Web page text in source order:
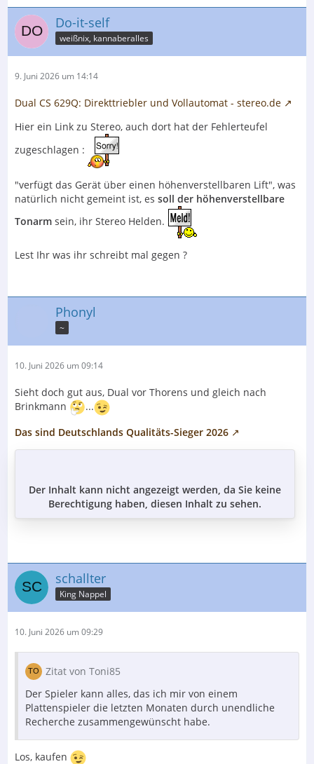
Do-it-self
weißnix, kannaberalles
9. Juni 2026 um 14:14
Dual CS 629Q: Direkttriebler und Vollautomat - stereo.de
Hier ein Link zu Stereo, auch dort hat der Fehlerteufel
zugeschlagen :
"verfügt das Gerät über einen höhenverstellbaren Lift", was
natürlich nicht gemeint ist, es soll der höhenverstellbare
Tonarm sein, ihr Stereo Helden.
Lest Ihr was ihr schreibt mal gegen ?
Phonyl
~
10. Juni 2026 um 09:14
Sieht doch gut aus, Dual vor Thorens und gleich nach
Brinkmann
...
Das sind Deutschlands Qualitäts-Sieger 2026
Der Inhalt kann nicht angezeigt werden, da Sie keine
Berechtigung haben, diesen Inhalt zu sehen.
schallter
King Nappel
10. Juni 2026 um 09:29
Zitat von Toni85
Der Spieler kann alles, das ich mir von einem
Plattenspieler die letzten Monaten durch unendliche
Recherche zusammengewünscht habe.
Los, kaufen